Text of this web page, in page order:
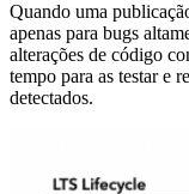
Quando uma
apenas para bugs
alterações de código
tempo para as testar e
detectados.